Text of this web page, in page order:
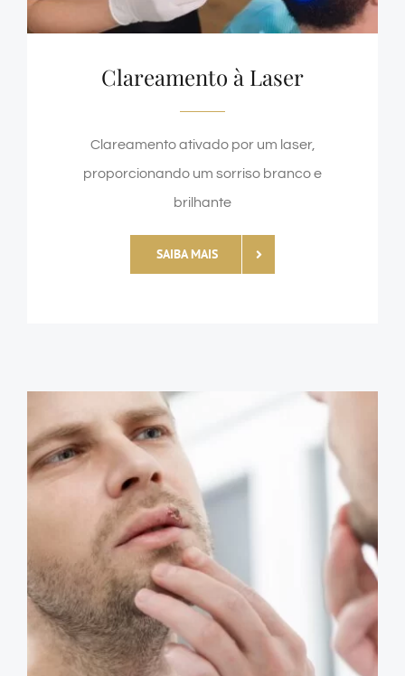
Clareamento à Laser
Clareamento ativado por um laser,
proporcionando um sorriso branco e
brilhante
SAIBA MAIS